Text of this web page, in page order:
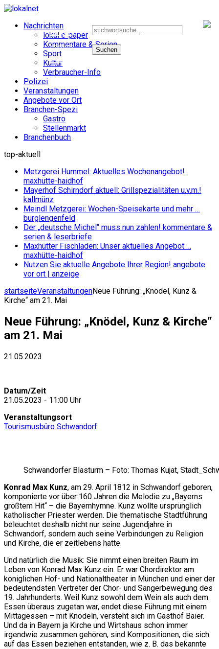
nach:
e-paper
facebook
instagram
Nachrichten
lokal e-paper
Kommentare & Serien
Sport
Kultur
Verbraucher-Info
Polizei
Veranstaltungen
Angebote vor Ort
Branchen-Spezi
Gastro
Stellenmarkt
Branchenbuch
top-aktuell
Metzgerei Hummel: Aktuelles Wochenangebot!
maxhütte-haidhof
Mayerhof Schirndorf aktuell: Grillspezialitäten u.v.m.!
kallmünz
Meindl Metzgerei: Wochen-Speisekarte und mehr …
burglengenfeld
Der „deutsche Michel“ muss nun zahlen! kommentare &
serien & leserbriefe
Maxhütter Fischladen: Unser aktuelles Angebot …
maxhütte-haidhof
Nutzen Sie aktuelle Angebote Ihrer Region! angebote
vor ort | anzeige
startseiteVeranstaltungenNeue Führung: „Knödel, Kunz &
Kirche“ am 21. Mai
Neue Führung: „Knödel, Kunz & Kirche“
am 21. Mai
21.05.2023
Datum/Zeit
21.05.2023 - 11:00 Uhr
Veranstaltungsort
Tourismusbüro Schwandorf
Schwandorfer Blasturm – Foto: Thomas Kujat,
Konrad Max Kunz, am 29. April 1812 in Schwandorf geboren,
komponierte vor über 160 Jahren die Melodie zu „Bayerns
größtem Hit“ – die Bayernhymne. Kunz wollte ursprünglich
katholischer Priester werden. Die thematische Stadtführung
beleuchtet deshalb nicht nur seine Jugendjahre in
Schwandorf, sondern auch seine Verbindungen zu Religion
und Kirche, die er zeitlebens hatte.
Und natürlich die Musik: Sie nimmt einen breiten Raum im
Leben von Konrad Max Kunz ein. Er war Chordirektor am
königlichen Hof- und Nationaltheater in München und einer der
bedeutendsten Vertreter der Chor- und Sängerbewegung des
19. Jahrhunderts. Weil Kunz sowohl dem Wein als auch dem
Essen überaus zugetan war, endet diese Führung mit einem
Mittagessen – mit Knödeln, versteht sich im Gasthof Baier.
Und da in Bayern ja Kirche und Wirtshaus schon immer
irgendwie zusammen gehören, sind Kompositionen, die sich
auf das Essen beziehen entstanden, wie z. B. das bekannte